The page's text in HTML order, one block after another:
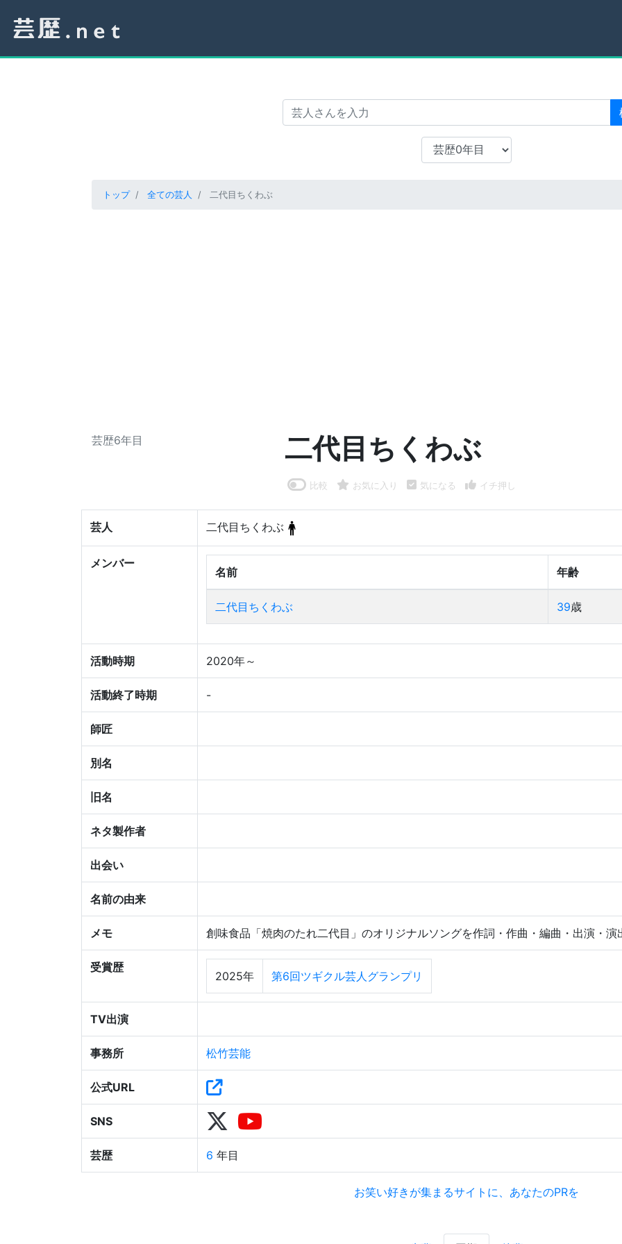
トップ 全ての芸人 二代目ちくわぶ
芸歴6年目 二代目ちくわぶ
比較 お気に入り 気になる イチ押し
芸人 二代目ちくわぶ
メンバー
名前 年齢
二代目ちくわぶ 39歳
活動時期 2020年～
活動終了時期 -
師匠
別名
旧名
ネタ製作者
出会い
名前の由来
メモ 創味食品「焼肉のたれ二代目」のオリジナルソングを作詞・作曲・編曲・出演・演
受賞歴
2025年 第6回ツギクル芸人グランプリ
TV出演
事務所 松竹芸能
公式URL
SNS
芸歴 6 年目
お笑い好きが集まるサイトに、あなたのPRを